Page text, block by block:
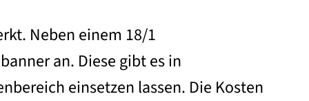
Neben einem 18/1
an. Diese gibt es in
einsetzen lassen. Die Kosten